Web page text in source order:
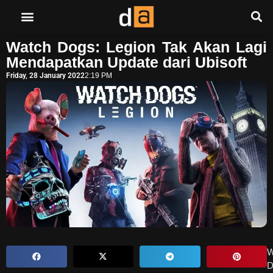
Watch Dogs: Legion Tak Akan Lagi
Mendapatkan Update dari Ubisoft
Friday, 28 January 20222:19 PM